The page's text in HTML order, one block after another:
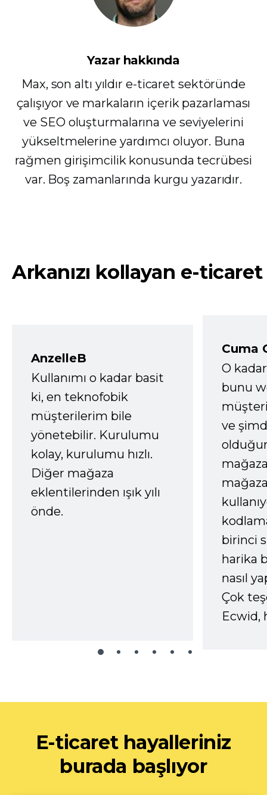
Yazar hakkında
Max, son altı yıldır e-ticaret sektöründe
çalışıyor ve markaların içerik pazarlaması
ve SEO oluşturmalarına ve seviyelerini
yükseltmelerine yardımcı oluyor. Buna
rağmen girişimcilik konusunda tecrübesi
var. Boş zamanlarında kurgu yazarıdır.
Arkanızı kollayan e-ticaret
AnzelleB
Kullanımı o kadar basit
ki, en teknofobik
müşterilerim bile
yönetebilir. Kurulumu
kolay, kurulumu hızlı.
Diğer mağaza
eklentilerinden ışık yılı
önde.
Cuma
O
bunu
ve
birinci
harika
nasıl
Çok
Ecwid,
E-ticaret hayalleriniz
burada başlıyor